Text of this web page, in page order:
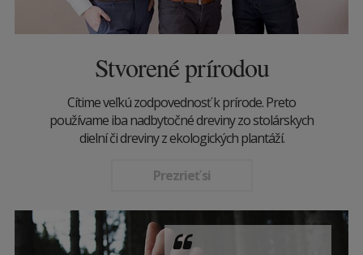
Stvorené prírodou
Cítime veľkú zodpovednosť k prírode. Preto
používame iba nadbytočné dreviny zo stolárskych
dielní či dreviny z ekologických plantáží.
Prezrieť si